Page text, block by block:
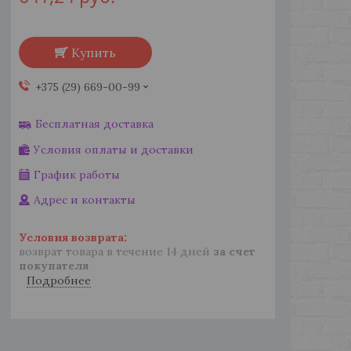
Купить
+375 (29) 669-00-99
Бесплатная доставка
Условия оплаты и доставки
График работы
Адрес и контакты
возврат товара в течение 14 дней за счет
покупателя
Подробнее